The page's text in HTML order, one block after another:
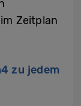
Zeitplan
zu jedem